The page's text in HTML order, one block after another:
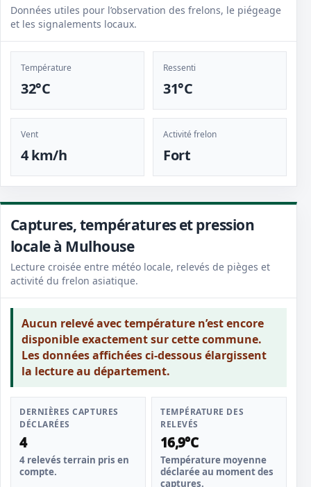
Données utiles pour l’observation des frelons, le piégeage
et les signalements locaux.
Température
32°C
Ressenti
31°C
Vent
4 km/h
Activité frelon
Fort
Captures, températures et pression
locale à Mulhouse
Lecture croisée entre météo locale, relevés de pièges et
activité du frelon asiatique.
Aucun relevé avec température n’est encore
disponible exactement sur cette commune.
Les données affichées ci-dessous élargissent
la lecture au département.
DERNIÈRES CAPTURES
DÉCLARÉES
4
4 relevés terrain pris en
compte.
TEMPÉRATURE DES
RELEVÉS
16,9°C
Température moyenne
déclarée au moment des
captures.